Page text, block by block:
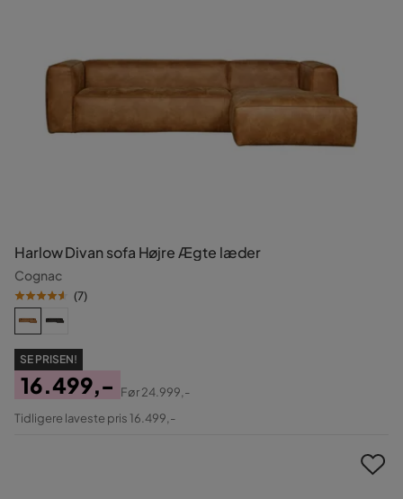
Harlow Divan sofa Højre Ægte læder
Cognac
(7)
SE PRISEN!
Pris
16.499,-
Original
Før24.999,-
Tidligere laveste pris 16.499,-